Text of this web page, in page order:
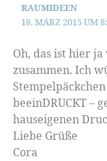
RAUMIDEEN
18. MÄRZ 2015 UM
Oh, das ist hier
zusammen. Ich
beeinDRUCKT –
hauseigenen
Liebe Grüße
Cora